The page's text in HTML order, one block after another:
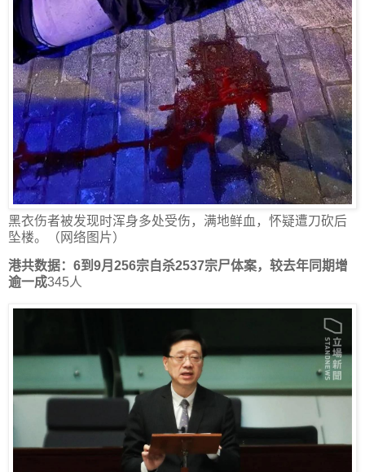
黑衣伤者被发现时浑身多处受伤，满地鲜血，怀疑遭刀砍后
坠楼。（网络图片）
港共数据：6到9月256宗自杀2537宗尸体案，较去年同期增
逾一成345人